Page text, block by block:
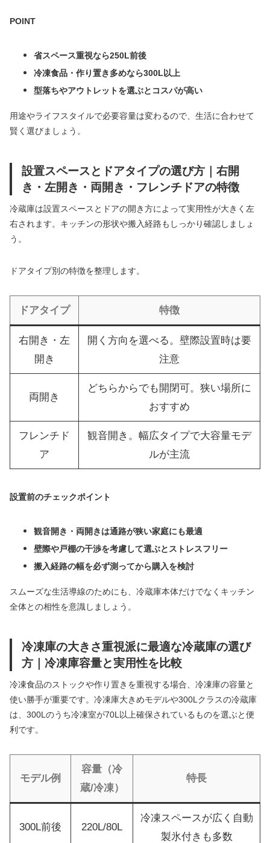
POINT
省スペース重視なら250L前後
冷凍食品・作り置き多めなら300L以上
型落ちやアウトレットを選ぶとコスパが高い
用途やライフスタイルで必要容量は変わるので、生活に合わせて
賢く選びましょう。
設置スペースとドアタイプの選び方｜右開
き・左開き・両開き・フレンチドアの特徴
冷蔵庫は設置スペースとドアの開き方によって実用性が大きく左
右されます。キッチンの形状や搬入経路もしっかり確認しましょ
う。
ドアタイプ別の特徴を整理します。
ドアタイプ 特徴
右開き・左
開き
開く方向を選べる。壁際設置時は要
注意
両開き
どちらからでも開閉可。狭い場所に
おすすめ
フレンチド
ア
観音開き。幅広タイプで大容量モデ
ルが主流
設置前のチェックポイント
観音開き・両開きは通路が狭い家庭にも最適
壁際や戸棚の干渉を考慮して選ぶとストレスフリー
搬入経路の幅を必ず測ってから購入を検討
スムーズな生活導線のためにも、冷蔵庫本体だけでなくキッチン
全体との相性を意識しましょう。
冷凍庫の大きさ重視派に最適な冷蔵庫の選び
方｜冷凍庫容量と実用性を比較
冷凍食品のストックや作り置きを重視する場合、冷凍庫の容量と
使い勝手が重要です。冷凍庫大きめモデルや300Lクラスの冷蔵庫
は、300Lのうち冷凍室が70L以上確保されているものを選ぶと便
利です。
モデル例
容量（冷
蔵/冷凍）
特長
300L前後 220L/80L
冷凍スペースが広く自動
製氷付きも多数